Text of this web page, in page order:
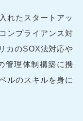
れたスタートアッ
ンプライアンス対
カのSOX法対応や
管理体制構築に携
ルのスキルを身に